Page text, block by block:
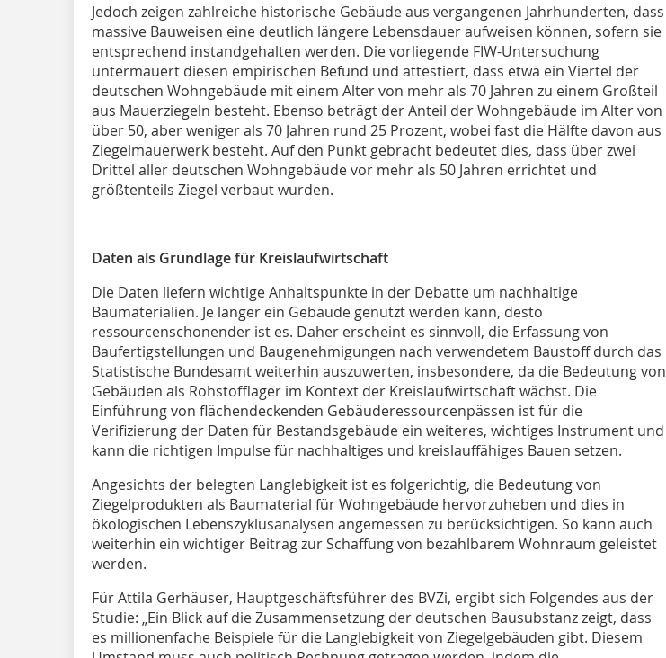
Jedoch zeigen zahlreiche historische Gebäude aus vergangenen Jahrhunderten, dass
massive Bauweisen eine deutlich längere Lebensdauer aufweisen können, sofern sie
entsprechend instandgehalten werden. Die vorliegende FIW-Untersuchung
untermauert diesen empirischen Befund und attestiert, dass etwa ein Viertel der
deutschen Wohngebäude mit einem Alter von mehr als 70 Jahren zu einem Großteil
aus Mauerziegeln besteht. Ebenso beträgt der Anteil der Wohngebäude im Alter von
über 50, aber weniger als 70 Jahren rund 25 Prozent, wobei fast die Hälfte davon aus
Ziegelmauerwerk besteht. Auf den Punkt gebracht bedeutet dies, dass über zwei
Drittel aller deutschen Wohngebäude vor mehr als 50 Jahren errichtet und
größtenteils Ziegel verbaut wurden.
Daten als Grundlage für Kreislaufwirtschaft
Die Daten liefern wichtige Anhaltspunkte in der Debatte um nachhaltige
Baumaterialien. Je länger ein Gebäude genutzt werden kann, desto
ressourcenschonender ist es. Daher erscheint es sinnvoll, die Erfassung von
Baufertigstellungen und Baugenehmigungen nach verwendetem Baustoff durch das
Statistische Bundesamt weiterhin auszuwerten, insbesondere, da die Bedeutung von
Gebäuden als Rohstofflager im Kontext der Kreislaufwirtschaft wächst. Die
Einführung von flächendeckenden Gebäuderessourcenpässen ist für die
Verifizierung der Daten für Bestandsgebäude ein weiteres, wichtiges Instrument und
kann die richtigen Impulse für nachhaltiges und kreislauffähiges Bauen setzen.
Angesichts der belegten Langlebigkeit ist es folgerichtig, die Bedeutung von
Ziegelprodukten als Baumaterial für Wohngebäude hervorzuheben und dies in
ökologischen Lebenszyklusanalysen angemessen zu berücksichtigen. So kann auch
weiterhin ein wichtiger Beitrag zur Schaffung von bezahlbarem Wohnraum geleistet
werden.
Für Attila Gerhäuser, Hauptgeschäftsführer des BVZi, ergibt sich Folgendes aus der
Studie: „Ein Blick auf die Zusammensetzung der deutschen Bausubstanz zeigt, dass
es millionenfache Beispiele für die Langlebigkeit von Ziegelgebäuden gibt. Diesem